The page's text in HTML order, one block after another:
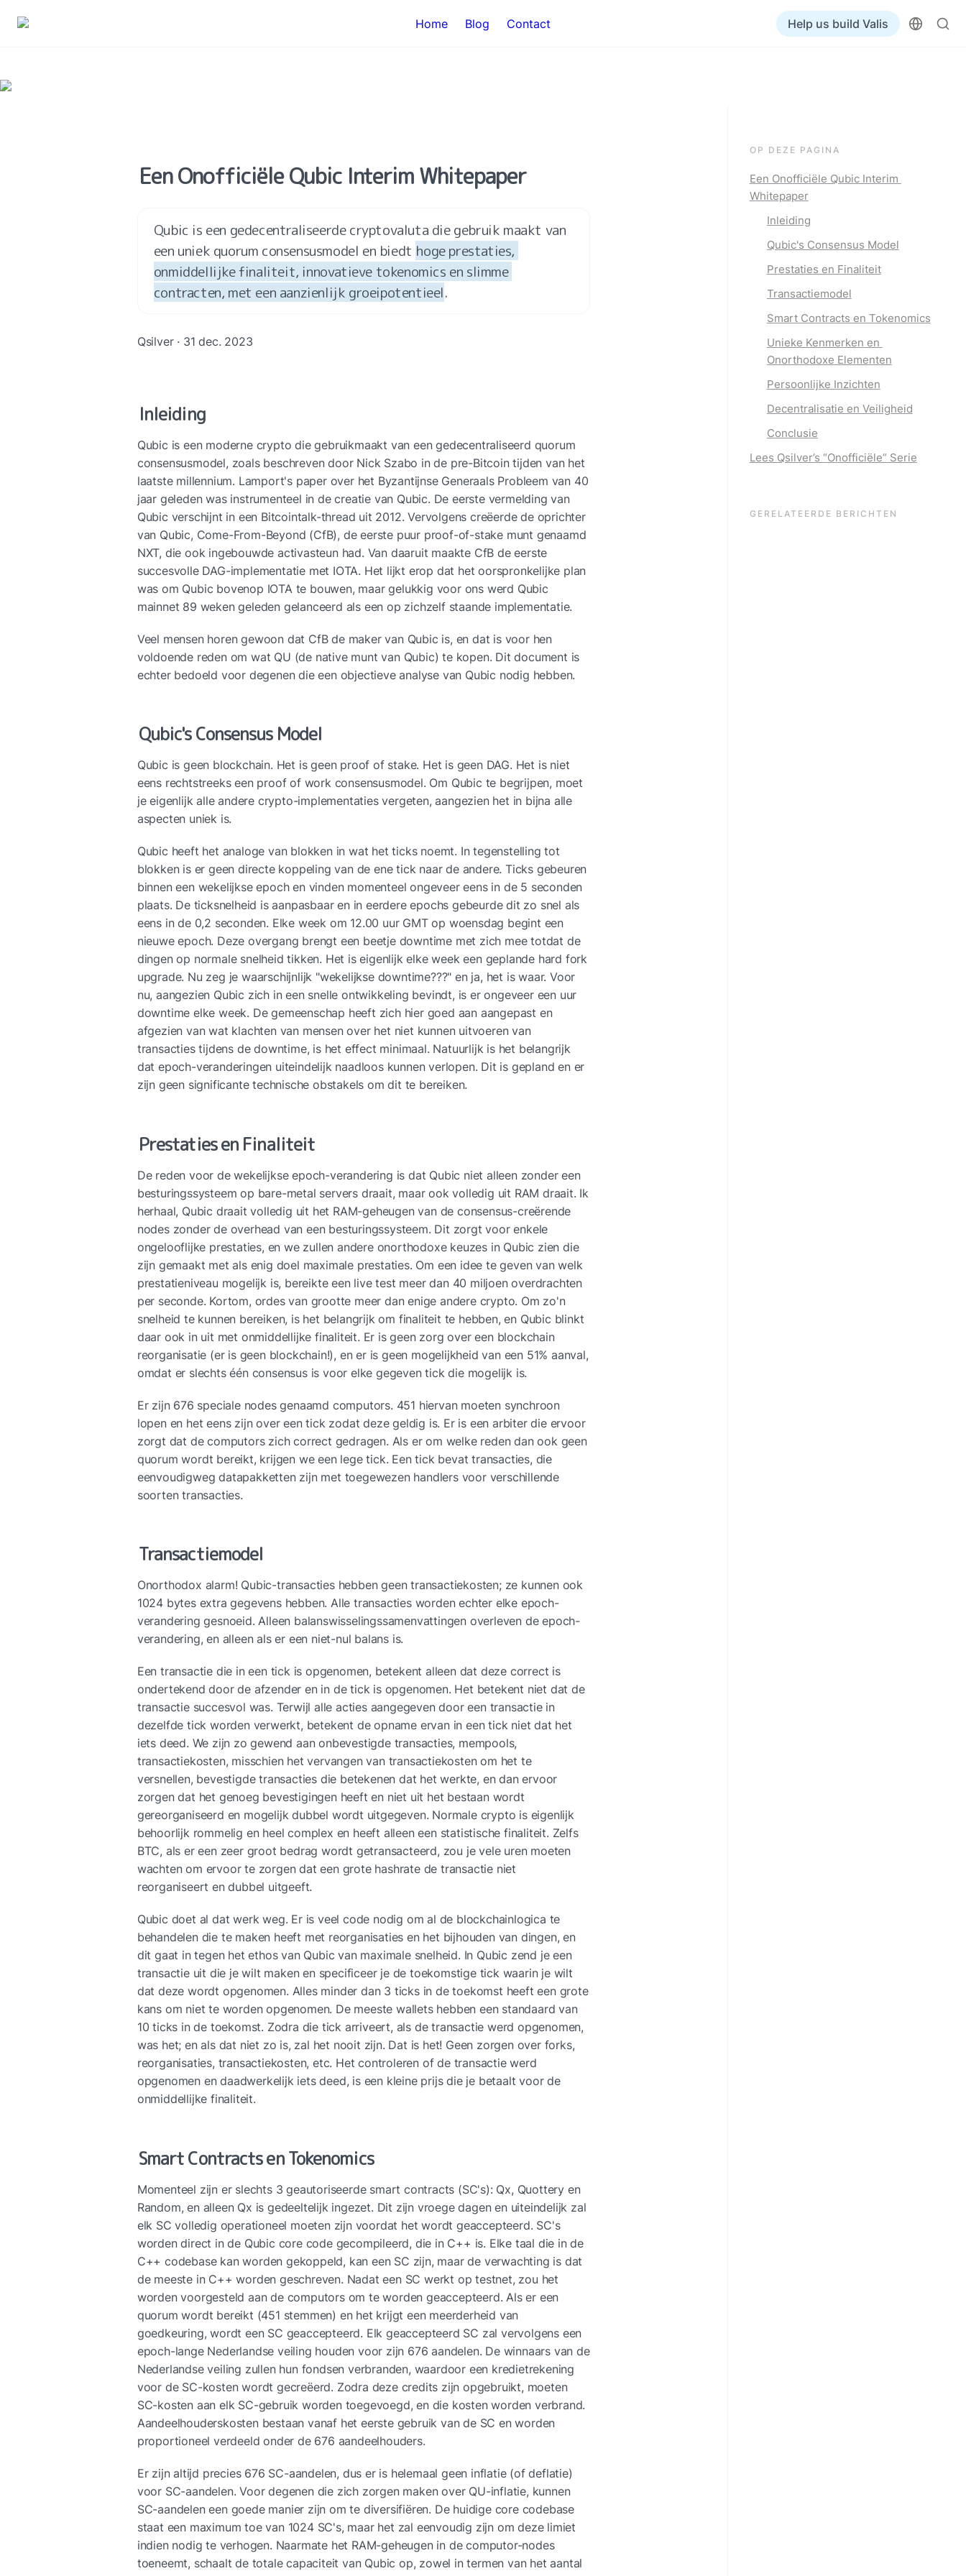
Home Blog Contact Help us build Valis
Een Onofficiële Qubic Interim Whitepaper
Qubic is een gedecentraliseerde cryptovaluta die gebruik maakt van
een uniek quorum consensusmodel en biedt hoge prestaties,
onmiddellijke finaliteit, innovatieve tokenomics en slimme
contracten, met een aanzienlijk groeipotentieel.
Qsilver · 31 dec. 2023
Inleiding
Qubic is een moderne crypto die gebruikmaakt van een gedecentraliseerd quorum
consensusmodel, zoals beschreven door Nick Szabo in de pre-Bitcoin tijden van het
laatste millennium. Lamport's paper over het Byzantijnse Generaals Probleem van 40
jaar geleden was instrumenteel in de creatie van Qubic. De eerste vermelding van
Qubic verschijnt in een Bitcointalk-thread uit 2012. Vervolgens creëerde de oprichter
van Qubic, Come-From-Beyond (CfB), de eerste puur proof-of-stake munt genaamd
NXT, die ook ingebouwde activasteun had. Van daaruit maakte CfB de eerste
succesvolle DAG-implementatie met IOTA. Het lijkt erop dat het oorspronkelijke plan
was om Qubic bovenop IOTA te bouwen, maar gelukkig voor ons werd Qubic
mainnet 89 weken geleden gelanceerd als een op zichzelf staande implementatie.
Veel mensen horen gewoon dat CfB de maker van Qubic is, en dat is voor hen
voldoende reden om wat QU (de native munt van Qubic) te kopen. Dit document is
echter bedoeld voor degenen die een objectieve analyse van Qubic nodig hebben.
Qubic's Consensus Model
Qubic is geen blockchain. Het is geen proof of stake. Het is geen DAG. Het is niet
eens rechtstreeks een proof of work consensusmodel. Om Qubic te begrijpen, moet
je eigenlijk alle andere crypto-implementaties vergeten, aangezien het in bijna alle
aspecten uniek is.
Qubic heeft het analoge van blokken in wat het ticks noemt. In tegenstelling tot
blokken is er geen directe koppeling van de ene tick naar de andere. Ticks gebeuren
binnen een wekelijkse epoch en vinden momenteel ongeveer eens in de 5 seconden
plaats. De ticksnelheid is aanpasbaar en in eerdere epochs gebeurde dit zo snel als
eens in de 0,2 seconden. Elke week om 12.00 uur GMT op woensdag begint een
nieuwe epoch. Deze overgang brengt een beetje downtime met zich mee totdat de
dingen op normale snelheid tikken. Het is eigenlijk elke week een geplande hard fork
upgrade. Nu zeg je waarschijnlijk "wekelijkse downtime???" en ja, het is waar. Voor
nu, aangezien Qubic zich in een snelle ontwikkeling bevindt, is er ongeveer een uur
downtime elke week. De gemeenschap heeft zich hier goed aan aangepast en
afgezien van wat klachten van mensen over het niet kunnen uitvoeren van
transacties tijdens de downtime, is het effect minimaal. Natuurlijk is het belangrijk
dat epoch-veranderingen uiteindelijk naadloos kunnen verlopen. Dit is gepland en er
zijn geen significante technische obstakels om dit te bereiken.
Prestaties en Finaliteit
De reden voor de wekelijkse epoch-verandering is dat Qubic niet alleen zonder een
besturingssysteem op bare-metal servers draait, maar ook volledig uit RAM draait. Ik
herhaal, Qubic draait volledig uit het RAM-geheugen van de consensus-creërende
nodes zonder de overhead van een besturingssysteem. Dit zorgt voor enkele
ongelooflijke prestaties, en we zullen andere onorthodoxe keuzes in Qubic zien die
zijn gemaakt met als enig doel maximale prestaties. Om een idee te geven van welk
prestatieniveau mogelijk is, bereikte een live test meer dan 40 miljoen overdrachten
per seconde. Kortom, ordes van grootte meer dan enige andere crypto. Om zo'n
snelheid te kunnen bereiken, is het belangrijk om finaliteit te hebben, en Qubic blinkt
daar ook in uit met onmiddellijke finaliteit. Er is geen zorg over een blockchain
reorganisatie (er is geen blockchain!), en er is geen mogelijkheid van een 51% aanval,
omdat er slechts één consensus is voor elke gegeven tick die mogelijk is.
Er zijn 676 speciale nodes genaamd computors. 451 hiervan moeten synchroon
lopen en het eens zijn over een tick zodat deze geldig is. Er is een arbiter die ervoor
zorgt dat de computors zich correct gedragen. Als er om welke reden dan ook geen
quorum wordt bereikt, krijgen we een lege tick. Een tick bevat transacties, die
eenvoudigweg datapakketten zijn met toegewezen handlers voor verschillende
soorten transacties.
Transactiemodel
Onorthodox alarm! Qubic-transacties hebben geen transactiekosten; ze kunnen ook
1024 bytes extra gegevens hebben. Alle transacties worden echter elke epoch-
verandering gesnoeid. Alleen balanswisselingssamenvattingen overleven de epoch-
verandering, en alleen als er een niet-nul balans is.
Een transactie die in een tick is opgenomen, betekent alleen dat deze correct is
ondertekend door de afzender en in de tick is opgenomen. Het betekent niet dat de
transactie succesvol was. Terwijl alle acties aangegeven door een transactie in
dezelfde tick worden verwerkt, betekent de opname ervan in een tick niet dat het
iets deed. We zijn zo gewend aan onbevestigde transacties, mempools,
transactiekosten, misschien het vervangen van transactiekosten om het te
versnellen, bevestigde transacties die betekenen dat het werkte, en dan ervoor
zorgen dat het genoeg bevestigingen heeft en niet uit het bestaan wordt
gereorganiseerd en mogelijk dubbel wordt uitgegeven. Normale crypto is eigenlijk
behoorlijk rommelig en heel complex en heeft alleen een statistische finaliteit. Zelfs
BTC, als er een zeer groot bedrag wordt getransacteerd, zou je vele uren moeten
wachten om ervoor te zorgen dat een grote hashrate de transactie niet
reorganiseert en dubbel uitgeeft.
Qubic doet al dat werk weg. Er is veel code nodig om al de blockchainlogica te
behandelen die te maken heeft met reorganisaties en het bijhouden van dingen, en
dit gaat in tegen het ethos van Qubic van maximale snelheid. In Qubic zend je een
transactie uit die je wilt maken en specificeer je de toekomstige tick waarin je wilt
dat deze wordt opgenomen. Alles minder dan 3 ticks in de toekomst heeft een grote
kans om niet te worden opgenomen. De meeste wallets hebben een standaard van
10 ticks in de toekomst. Zodra die tick arriveert, als de transactie werd opgenomen,
was het; en als dat niet zo is, zal het nooit zijn. Dat is het! Geen zorgen over forks,
reorganisaties, transactiekosten, etc. Het controleren of de transactie werd
opgenomen en daadwerkelijk iets deed, is een kleine prijs die je betaalt voor de
onmiddellijke finaliteit.
Smart Contracts en Tokenomics
Momenteel zijn er slechts 3 geautoriseerde smart contracts (SC's): Qx, Quottery en
Random, en alleen Qx is gedeeltelijk ingezet. Dit zijn vroege dagen en uiteindelijk zal
elk SC volledig operationeel moeten zijn voordat het wordt geaccepteerd. SC's
worden direct in de Qubic core code gecompileerd, die in C++ is. Elke taal die in de
C++ codebase kan worden gekoppeld, kan een SC zijn, maar de verwachting is dat
de meeste in C++ worden geschreven. Nadat een SC werkt op testnet, zou het
worden voorgesteld aan de computors om te worden geaccepteerd. Als er een
quorum wordt bereikt (451 stemmen) en het krijgt een meerderheid van
goedkeuring, wordt een SC geaccepteerd. Elk geaccepteerd SC zal vervolgens een
epoch-lange Nederlandse veiling houden voor zijn 676 aandelen. De winnaars van de
Nederlandse veiling zullen hun fondsen verbranden, waardoor een kredietrekening
voor de SC-kosten wordt gecreëerd. Zodra deze credits zijn opgebruikt, moeten
SC-kosten aan elk SC-gebruik worden toegevoegd, en die kosten worden verbrand.
Aandeelhouderskosten bestaan vanaf het eerste gebruik van de SC en worden
proportioneel verdeeld onder de 676 aandeelhouders.
Er zijn altijd precies 676 SC-aandelen, dus er is helemaal geen inflatie (of deflatie)
voor SC-aandelen. Voor degenen die zich zorgen maken over QU-inflatie, kunnen
SC-aandelen een goede manier zijn om te diversifiëren. De huidige core codebase
staat een maximum toe van 1024 SC's, maar het zal eenvoudig zijn om deze limiet
indien nodig te verhogen. Naarmate het RAM-geheugen in de computor-nodes
toeneemt, schaalt de totale capaciteit van Qubic op, zowel in termen van het aantal
OP DEZE PAGINA
Een Onofficiële Qubic Interim
Whitepaper
Inleiding
Qubic's Consensus Model
Prestaties en Finaliteit
Transactiemodel
Smart Contracts en Tokenomics
Unieke Kenmerken en
Onorthodoxe Elementen
Persoonlijke Inzichten
Decentralisatie en Veiligheid
Conclusie
Lees Qsilver’s “Onofficiële” Serie
GERELATEERDE BERICHTEN